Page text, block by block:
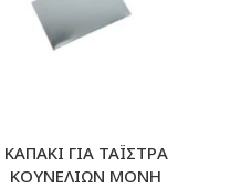
ΚΑΠΑΚΙ ΓΙΑ ΤΑΪΣΤΡΑ
ΚΟΥΝΕΛΙΩΝ ΜΟΝΗ